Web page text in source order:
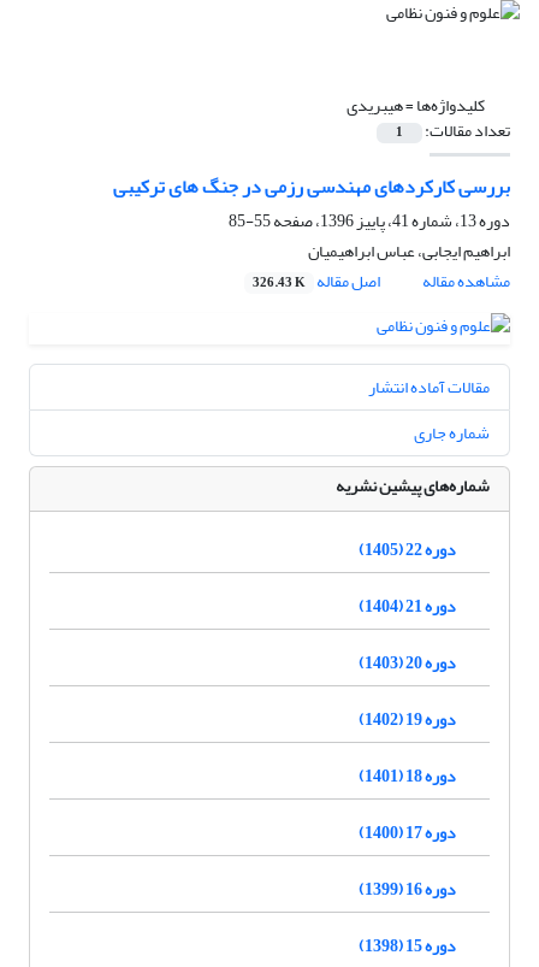
کلیدواژه‌ها =هیبریدی
تعداد مقالات: 1
بررسی کارکردهای مهندسی رزمی در جنگ های ترکیبی
دوره 13، شماره 41، پاییز 1396، صفحه
55-85
ابراهیم ایجابی، عباس ابراهیمیان
مشاهده مقاله
اصل مقاله 326.43 K
مقالات آماده انتشار
شماره جاری
شماره‌های پیشین نشریه
دوره 22 (1405)
دوره 21 (1404)
دوره 20 (1403)
دوره 19 (1402)
دوره 18 (1401)
دوره 17 (1400)
دوره 16 (1399)
دوره 15 (1398)